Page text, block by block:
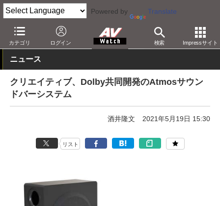
Powered by Translate
カテゴリ ログイン 検索 Impressサイト
AV Watch 製品 サウンドバー その他
ニュース
クリエイティブ、Dolby共同開発のAtmosサウン
ドバーシステム
酒井隆文 2021年5月19日 15:30
リスト